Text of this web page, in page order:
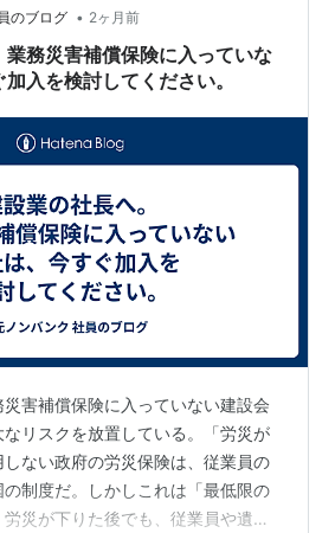
取得することを薦めています。
がある人が中心となって、いろい…
のブログ • 2ヶ月前
業務災害補償保険に入っていな
入を検討してください。
害補償保険に入っていない建設会
リスクを放置している。「労災が
ない政府の労災保険は、従業員の
制度だ。しかしこれは「最低限の
災が下りた後でも、従業員や遺族